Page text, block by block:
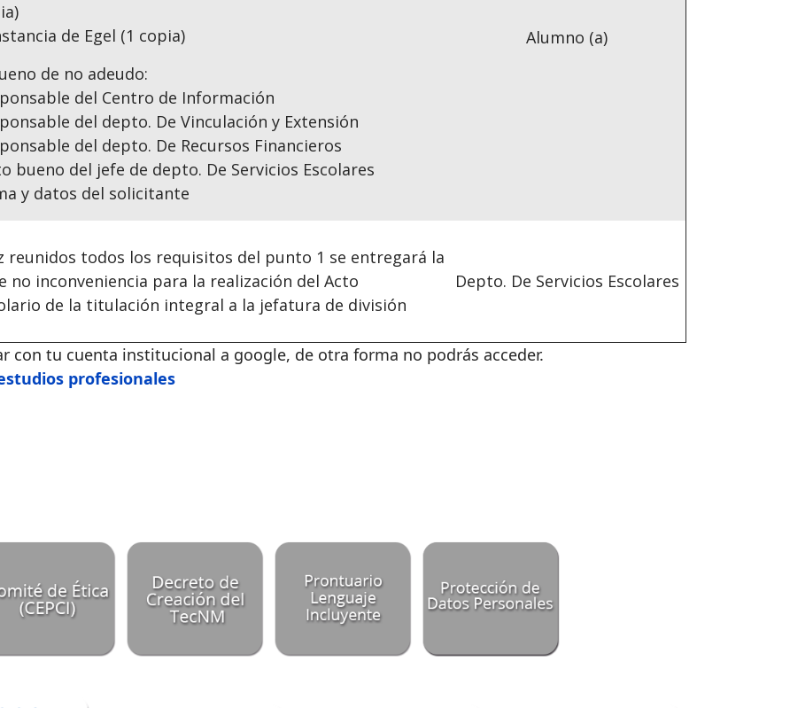
de Egel (1 copia)
de no adeudo:
del Centro de Información
del depto. De Vinculación y Extensión
del depto. De Recursos Financieros
bueno del jefe de depto. De Servicios Escolares
y datos del solicitante
Alumno (a)
reunidos todos los requisitos del punto 1 se entregará la
no inconveniencia para la realización del Acto
de la titulación integral a la jefatura de división
Depto. De Servicios Escolares
con tu cuenta institucional a google, de otra forma no podrás acceder.
profesionales
y Mixtos